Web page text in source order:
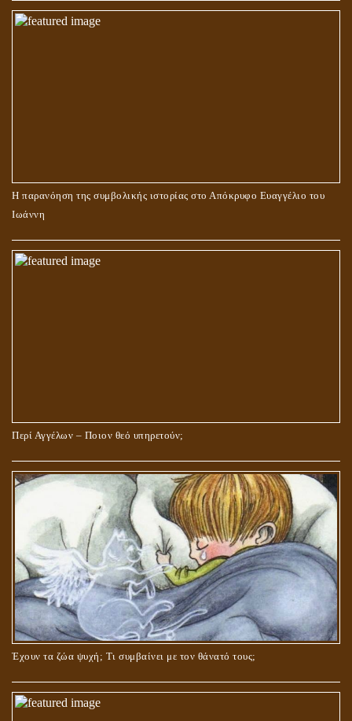
Η παρανόηση της συμβολικής ιστορίας στο Απόκρυφο Ευαγγέλιο του
Ιωάννη
Περί Αγγέλων – Ποιον θεό υπηρετούν;
Έχουν τα ζώα ψυχή; Τι συμβαίνει με τον θάνατό τους;